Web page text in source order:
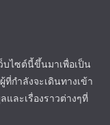
บไซต์นี้ขึ้นมาเพื่อเป็น
กำลังจะเดินทางเข้า
และเรื่องราวต่างๆที่